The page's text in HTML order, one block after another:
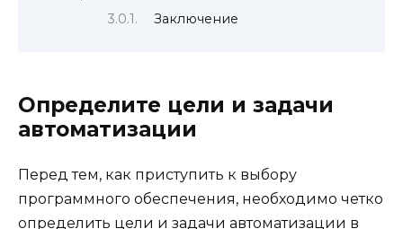
Заключение
Определите цели и задачи
автоматизации
Перед тем, как приступить к выбору
программного обеспечения, необходимо четко
определить цели и задачи автоматизации в